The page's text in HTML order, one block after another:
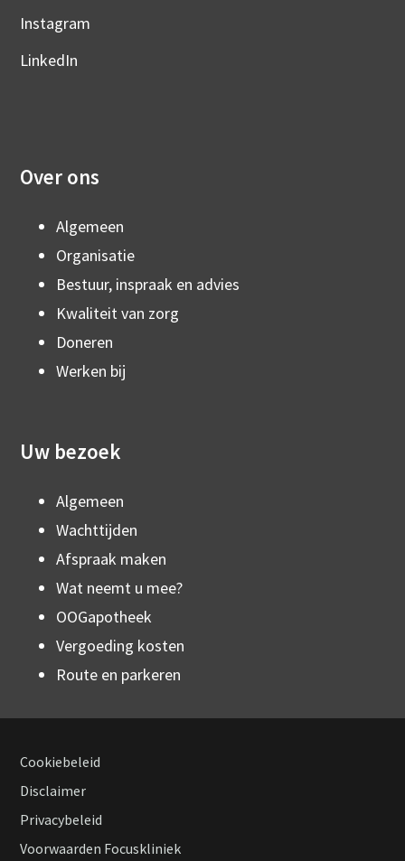
Over ons
Algemeen
Organisatie
Bestuur, inspraak en advies
Kwaliteit van zorg
Doneren
Werken bij
Uw bezoek
Algemeen
Wachttijden
Afspraak maken
Wat neemt u mee?
OOGapotheek
Vergoeding kosten
Route en parkeren
Instagram
LinkedIn
Footer
navigation
Cookiebeleid
Disclaimer
Privacybeleid
Voorwaarden Focuskliniek